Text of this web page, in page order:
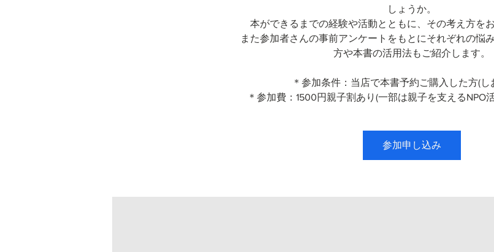
しょうか。
本ができるまでの経験や活動とともに、その考え方を
また参加者さんの事前アンケートをもとにそれぞれの悩
方や本書の活用法もご紹介します。
＊参加条件：当店で本書予約ご購入した方(
＊参加費：1500円親子割あり(一部は親子を支えるNPO
参加申し込み